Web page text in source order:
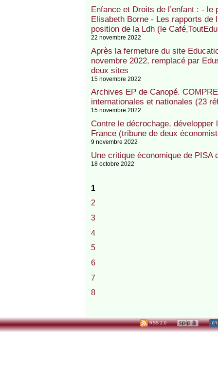
Enfance et Droits de l’enfant : -
Elisabeth Borne - Les rapports de
position de la Ldh (le
22 novembre 2022
Après la fermeture du site
novembre 2022, remplacé par
deux sites
15 novembre 2022
Archives EP de Canopé.
internationales et nationales (23
15 novembre 2022
Contre le décrochage, développer
France (tribune de deux
9 novembre 2022
Une critique économique de PISA
18 octobre 2022
1
2
3
4
5
6
7
8
RSS 2.0